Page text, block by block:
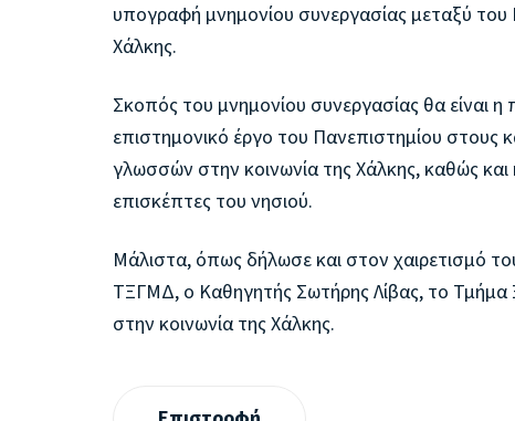
υπογραφή μνημονίου συνεργασίας μεταξύ
Χάλκης.
Σκοπός του μνημονίου συνεργασίας θα είναι
επιστημονικό έργο του Πανεπιστημίου
γλωσσών στην κοινωνία της Χάλκης, καθώς
επισκέπτες του νησιού.
Μάλιστα, όπως δήλωσε και στον χαιρετισμό
ΤΞΓΜΔ, ο Καθηγητής Σωτήρης Λίβας, το Τμήμα
στην κοινωνία της Χάλκης.